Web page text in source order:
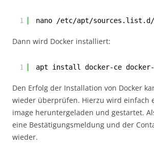
1 nano /etc/apt/
Dann wird Docker installiert:
1 apt install docker-ce
Den Erfolg der Installation von Docker
wieder überprüfen. Hierzu wird einfach
image heruntergeladen und gestartet.
eine Bestätigungsmeldung und der
wieder.